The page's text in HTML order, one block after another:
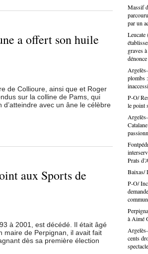
a offert son huile
de Collioure, ainsi que et Roger
sur la colline de Pams, qui
avec un âne le célèbre
aux Sports de
à 2001, est décédé. Il était âgé
maire de Perpignan, il avait fait
dès sa première élection
une
tissu
Paul
là
défend
:
Et
Le
ça
veux
aussi
parlez
des
est un
quatre
gitan
frère,
lui
située
Rien à
qui est
Massif
par un
Leucate
graves
dénonce
plombs
P-O/
le point
Prats
Baixas/
P-O/
à Aimé
cents